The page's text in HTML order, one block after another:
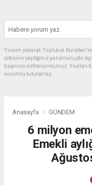
Yorum yazarak Topluluk
sitesine yaptığınız yorumunuzla
başınıza üstleniyorsunuz.
sorumlu tutulamaz.
Anasayfa GÜNDEM
6 milyon
Emekli